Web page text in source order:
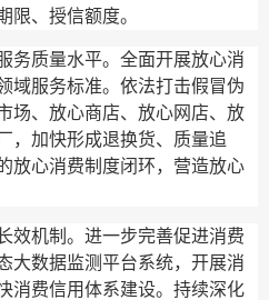
限、授信额度。
务质量水平。 全面开展放心消
域服务标准。依法打击假冒伪
场、放心商店、放心网店、放
，加快形成退换货、质量追
放心消费制度闭环，营造放心
效机制。 进一步完善促进消费
大数据监测平台系统，开展消
消费信用体系建设。持续深化